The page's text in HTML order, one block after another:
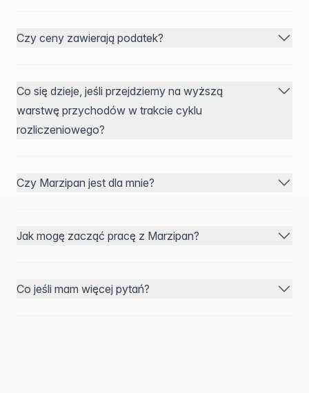
Czy ceny zawierają podatek?
Co się dzieje, jeśli przejdziemy na wyższą
warstwę przychodów w trakcie cyklu
rozliczeniowego?
Czy Marzipan jest dla mnie?
Jak mogę zacząć pracę z Marzipan?
Co jeśli mam więcej pytań?